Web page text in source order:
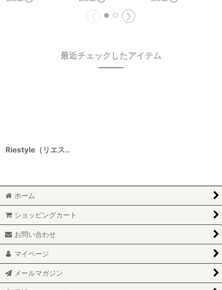
最近チェックしたアイテム
Riestyle（リエスタイル） 山廃特別純米無濾過生原酒 桜Ver 5BY 1800ml
ホーム
ショッピングカート
お問い合わせ
マイページ
メールマガジン